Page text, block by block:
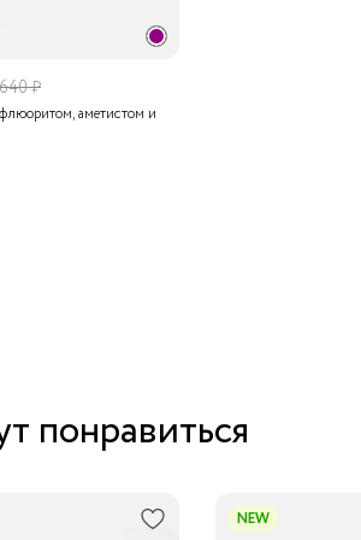
₽
аметистом и
понравиться
NEW